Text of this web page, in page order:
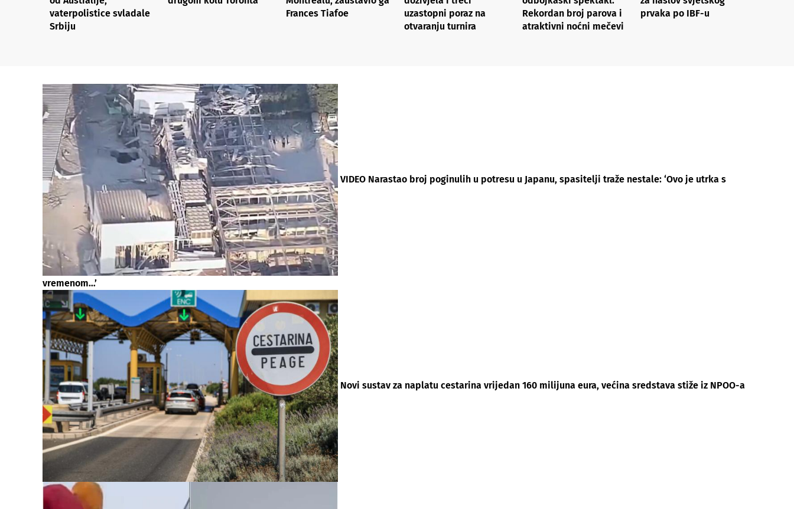
vaterpolistice svladale
Srbiju
Frances Tiafoe
uzastopni poraz na
otvaranju turnira
Rekordan broj parova i
atraktivni noćni mečevi
prvaka po IBF-u
VIDEO Narastao broj poginulih u potresu u Japanu, spasitelji traže nestale: ‘Ovo je utrka s
vremenom…’
Novi sustav za naplatu cestarina vrijedan 160 milijuna eura, većina sredstava stiže iz NPOO-a